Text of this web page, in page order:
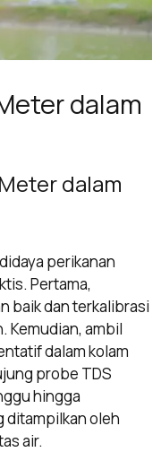
dalam
dalam
perikanan
Pertama,
baik dan terkalibrasi
Kemudian, ambil
dalam kolam
probe TDS
hingga
ditampilkan oleh
air.